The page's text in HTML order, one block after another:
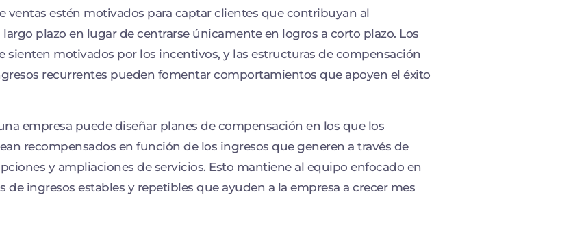
ventas estén motivados para captar clientes que contribuyan al
plazo en lugar de centrarse únicamente en logros a corto plazo. Los
sienten motivados por los incentivos, y las estructuras de compensación
recurrentes pueden fomentar comportamientos que apoyen el éxito
empresa puede diseñar planes de compensación en los que los
recompensados en función de los ingresos que generen a través de
y ampliaciones de servicios. Esto mantiene al equipo enfocado en
de ingresos estables y repetibles que ayuden a la empresa a crecer mes